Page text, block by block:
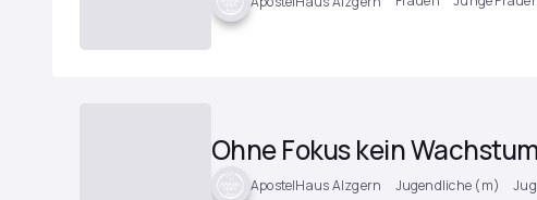
Ohne Fokus kein Wachstum
ApostelHaus Alzgern Jugendliche (m)